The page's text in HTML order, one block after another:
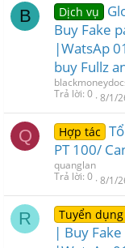
B Dịch vụ
Buy Fake
|WatsAp
buy Fullz
Trả lời 0 8/1/
Q Hợp tác
PT 100/
quanglan
Trả lời 0 8/1/
R Tuyển dụng
| Buy